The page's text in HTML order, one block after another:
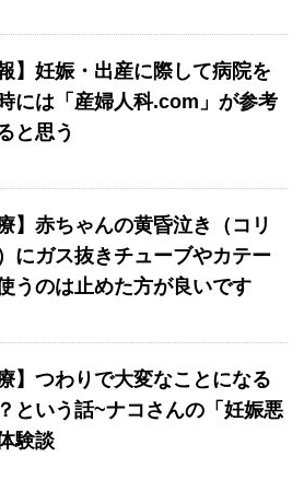
報】妊娠・出産に際して病院を
には「産婦人科.com」が参考
と思う
療】赤ちゃんの黄昏泣き（コリ
にガス抜きチューブやカテー
うのは止めた方が良いです
療】つわりで大変なことになる
という話~ナコさんの「妊娠悪
験談